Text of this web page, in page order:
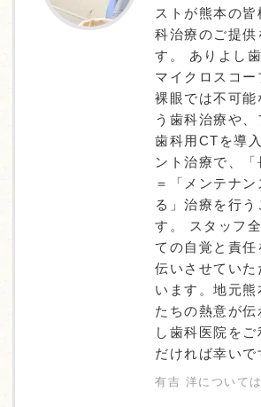
ストが熊本の
科治療のご提供
す。 ありよし
マイクロスコー
裸眼では不可能
う歯科治療や
歯科用CTを導
ント治療で、「
＝「メンテナ
る」治療を行
す。 スタッフ
ての自覚と責任
伝いさせていた
います。地元熊
たちの熱意が伝
し歯科医院をご
だければ幸いで
有吉 洋について